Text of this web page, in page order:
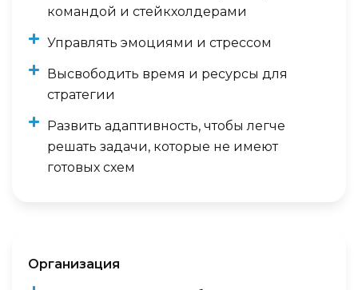
командой и стейкхолдерами
Управлять эмоциями и стрессом
Высвободить время и ресурсы для
стратегии
Развить адаптивность, чтобы легче
решать задачи, которые не имеют
готовых схем
Организация